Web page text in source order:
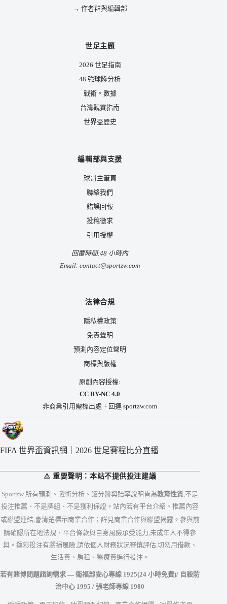
→ 作者群與編輯部
世足主題
2026 世足指南
48 強球隊分析
戰術 × 數據
台灣觀賽指南
世界盃歷史
編輯部與支援
球哥主筆頁
聯絡我們
錯誤回報
投稿徵求
引用授權
回覆時間:48 小時內
Email:contact@sportzw.com
法律合規
隱私權政策
免責聲明
預測內容定位聲明
商標與版權
原創內容授權:
CC BY-NC 4.0
非商業引用需標出處 + 回連 sportzw.com
FIFA 世界盃資訊網｜2026 世足賽程比分直播
⚠️ 重要聲明：本站不提供投注建議
Sportzw 所有預測、戰術分析、讓分盤與賠率說明皆為教育性質,不是
投注推薦、不是牌組、不是獲利保證。站內若有平台介紹、推薦內容
或聯盟連結,會清楚標示商業合作；詳見商業合作與聯盟揭露。參與前
請確認所在地法規、平台條款與自身風險承受能力,未成年人不得參
與。運彩投注有虧損風險,請依個人財務狀況審慎評估,切勿用借款、
生活費、房租、醫療費進行投注。
若有賭博問題諮詢需求 — 衛福部安心專線 1925(24 小時免費)/ 自殺防
治中心 1995 / 張老師專線 1980